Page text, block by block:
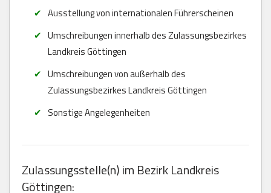
Ausstellung von internationalen Führerscheinen
Umschreibungen innerhalb des Zulassungsbezirkes
Landkreis Göttingen
Umschreibungen von außerhalb des
Zulassungsbezirkes Landkreis Göttingen
Sonstige Angelegenheiten
Zulassungsstelle(n) im Bezirk Landkreis
Göttingen: